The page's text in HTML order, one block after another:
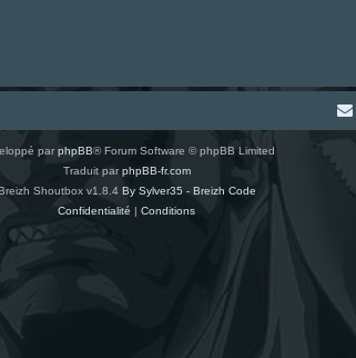
par phpBB® Forum Software © phpBB Limited
Traduit parphpBB-fr.com
Shoutbox v1.8.4 By Sylver35 - Breizh Code
Confidentialité | Conditions